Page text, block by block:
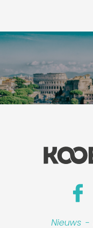
Nieuws -